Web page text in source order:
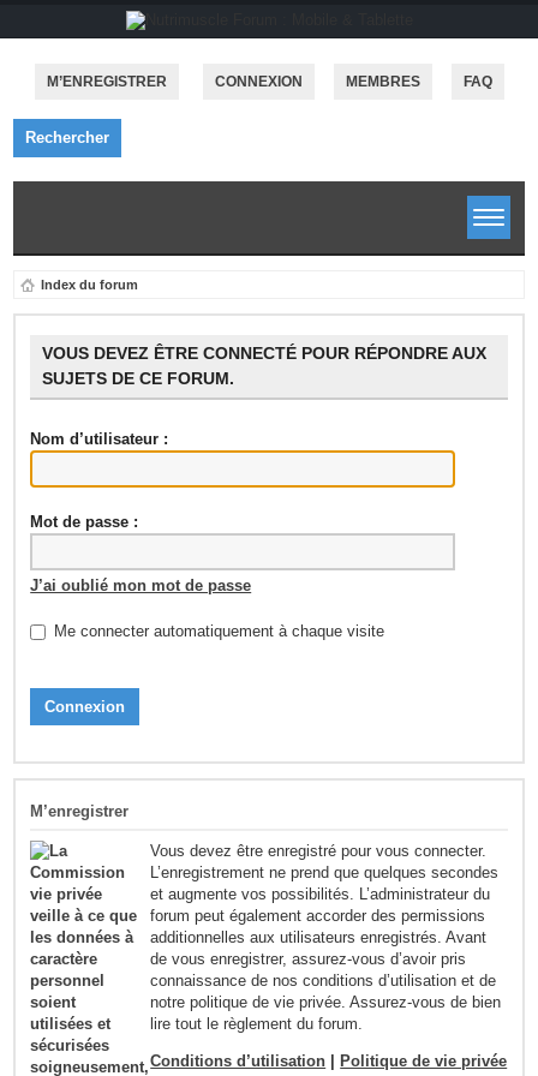
M’ENREGISTRER CONNEXION MEMBRES FAQ
Rechercher
Index du forum
VOUS DEVEZ ÊTRE CONNECTÉ POUR RÉPONDRE AUX
SUJETS DE CE FORUM.
Nom d’utilisateur :
Mot de passe :
J’ai oublié mon mot de passe
Me connecter automatiquement à chaque visite
M’enregistrer
Vous devez être enregistré pour vous connecter.
L’enregistrement ne prend que quelques secondes
et augmente vos possibilités. L’administrateur du
forum peut également accorder des permissions
additionnelles aux utilisateurs enregistrés. Avant
de vous enregistrer, assurez-vous d’avoir pris
connaissance de nos conditions d’utilisation et de
notre politique de vie privée. Assurez-vous de bien
lire tout le règlement du forum.
Conditions d’utilisation Politique de vie privée